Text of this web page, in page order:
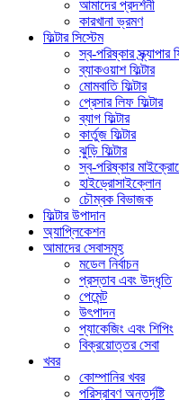
আমাদের প্রদর্শনী
কারখানা ভ্রমণ
ফিল্টার সিস্টেম
স্ব-পরিষ্কার স্ক্র্যাপার
ব্যাকওয়াশ ফিল্টার
মোমবাতি ফিল্টার
প্রেসার লিফ ফিল্টার
ব্যাগ ফিল্টার
কার্তুজ ফিল্টার
ঝুড়ি ফিল্টার
স্ব-পরিষ্কার
হাইড্রোসাইক্লোন
চৌম্বক বিভাজক
ফিল্টার উপাদান
অ্যাপ্লিকেশন
আমাদের সেবাসমূহ
মডেল নির্বাচন
প্রস্তাব এবং উদ্ধৃতি
পেমেন্ট
উৎপাদন
প্যাকেজিং এবং শিপিং
বিক্রয়োত্তর সেবা
খবর
কোম্পানির খবর
পরিস্রাবণ অন্তর্দৃষ্টি